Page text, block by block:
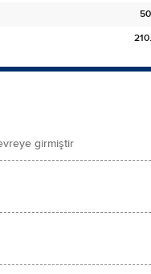
girmiştir